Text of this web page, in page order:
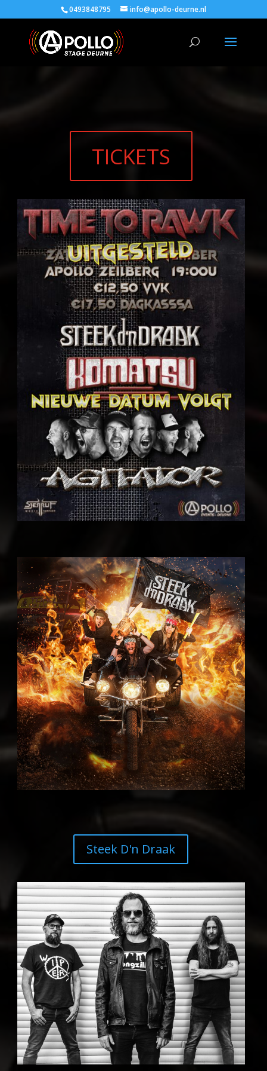
0493848795 info@apollo-deurne.nl
TICKETS
Steek D'n Draak